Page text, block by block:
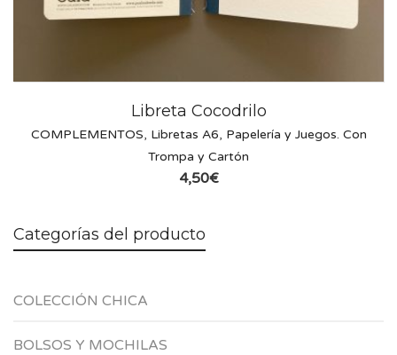
Libreta Cocodrilo
COMPLEMENTOS, Libretas A6, Papelería y Juegos. Con
Trompa y Cartón
4,50€
Categorías del producto
COLECCIÓN CHICA
BOLSOS Y MOCHILAS